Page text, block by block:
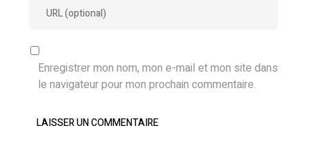
Enregistrer mon nom, mon e-mail et mon site dans
le navigateur pour mon prochain commentaire.